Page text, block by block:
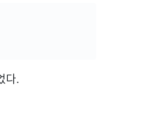
다.